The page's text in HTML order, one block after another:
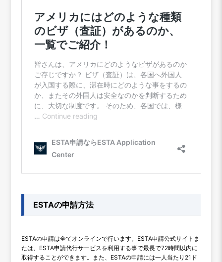
ESTAの申請方法
ESTAの申請は全てオンラインで行います。ESTA申請公式サイトま
たは、ESTA申請代行サービスを利用する事で最長で72時間以内に
取得することができます。また、ESTAの申請には一人当たり21ド